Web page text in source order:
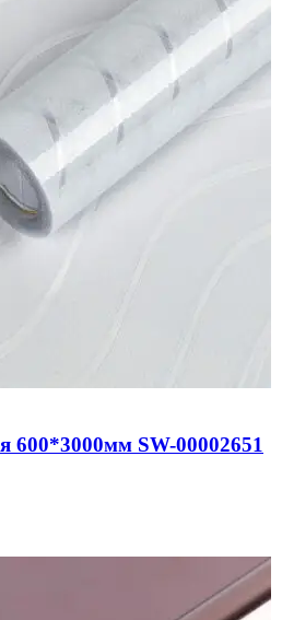
600*3000мм SW-00002651